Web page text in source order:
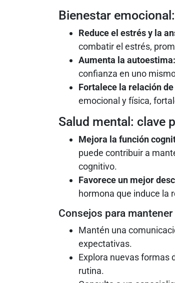
Bienestar
Reduce el estrés y la
combatir el estrés,
Aumenta la autoestima:
confianza en uno
Fortalece la relación
emocional y física,
Salud mental: clave
Mejora la función
puede contribuir a
cognitivo.
Favorece un mejor
hormona que induce la
Consejos para
Mantén una
expectativas.
Explora nuevas formas
rutina.